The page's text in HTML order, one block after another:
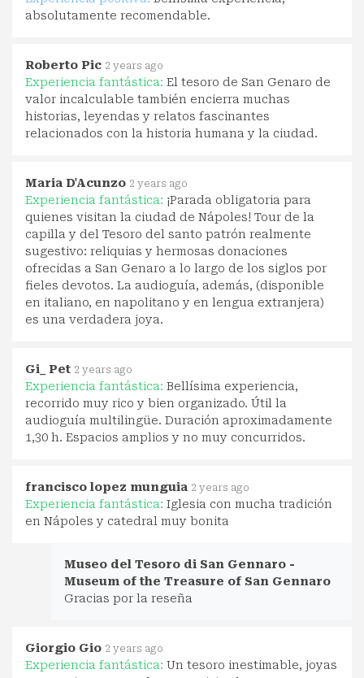
absolutamente recomendable.
Roberto Pic 2 years ago
Experiencia fantástica: El tesoro de San Genaro de
valor incalculable también encierra muchas
historias, leyendas y relatos fascinantes
relacionados con la historia humana y la ciudad.
Maria D'Acunzo 2 years ago
Experiencia fantástica: ¡Parada obligatoria para
quienes visitan la ciudad de Nápoles! Tour de la
capilla y del Tesoro del santo patrón realmente
sugestivo: reliquias y hermosas donaciones
ofrecidas a San Genaro a lo largo de los siglos por
fieles devotos. La audioguía, además, (disponible
en italiano, en napolitano y en lengua extranjera)
es una verdadera joya.
Gi_ Pet 2 years ago
Experiencia fantástica: Bellísima experiencia,
recorrido muy rico y bien organizado. Útil la
audioguía multilingüe. Duración aproximadamente
1,30 h. Espacios amplios y no muy concurridos.
francisco lopez munguia 2 years ago
Experiencia fantástica: Iglesia con mucha tradición
en Nápoles y catedral muy bonita
Museo del Tesoro di San Gennaro -
Museum of the Treasure of San Gennaro
Gracias por la reseña
Giorgio Gio 2 years ago
Experiencia fantástica: Un tesoro inestimable, joyas